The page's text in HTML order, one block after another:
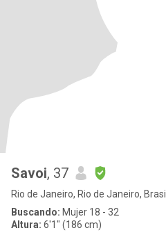
Savoi, 37
Rio de Janeiro, Rio de Janeiro, Brasil
Buscando: Mujer 18 - 32
Altura: 6'1" (186 cm)